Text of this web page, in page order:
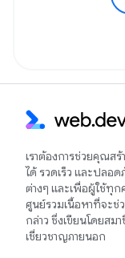
เราต้องการช่วยคุณสร้
ได้ รวดเร็ว และปลอด
ต่างๆ และเพื่อผู้ใช้ทุ
ศูนย์รวมเนื้อหาที่จะช่
กล่าว ซึ่งเขียนโดยส
เชี่ยวชาญภายนอก